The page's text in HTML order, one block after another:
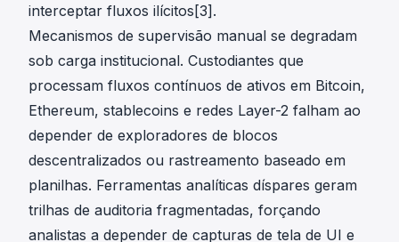
interceptar fluxos ilícitos[3].
Mecanismos de supervisão manual se degradam
sob carga institucional. Custodiantes que
processam fluxos contínuos de ativos em Bitcoin,
Ethereum, stablecoins e redes Layer-2 falham ao
depender de exploradores de blocos
descentralizados ou rastreamento baseado em
planilhas. Ferramentas analíticas díspares geram
trilhas de auditoria fragmentadas, forçando
analistas a depender de capturas de tela de UI e